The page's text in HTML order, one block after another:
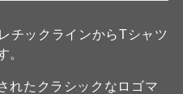
チックラインからTシャツ
。
れたクラシックなロゴマ